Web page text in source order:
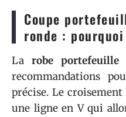
Coupe
ronde :
Larobe portefeuille
recommandations
précise. Le
une ligne en V qui